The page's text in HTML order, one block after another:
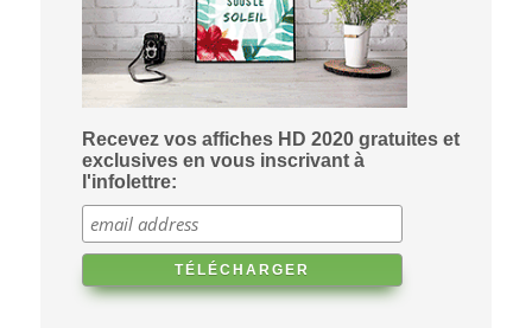
Recevez vos affiches HD 2020 gratuites et
exclusives en vous inscrivant à
l'infolettre: